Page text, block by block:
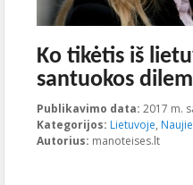
Ko tikėtis iš
santuokos
Publikavimo data: 2017 m.
Kategorijos: Lietuvoje,
Autorius: manoteises.lt